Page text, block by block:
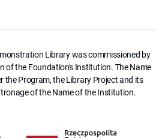
Library was commissioned by
of the Foundation's Institution. The Name
the Program, the Library Project and its
of the Name of the Institution.